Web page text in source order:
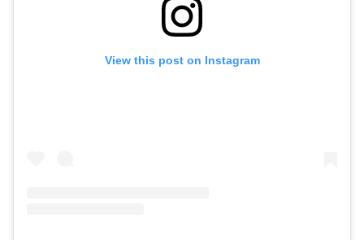
View this post on Instagram